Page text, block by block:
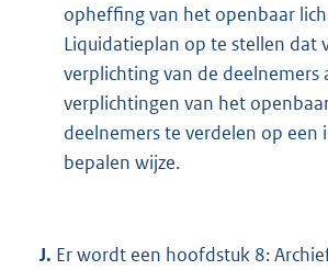
opheffing van het openbaar
Liquidatieplan op te stellen dat
verplichting van de deelnemers
verplichtingen van het
deelnemers te verdelen op een
bepalen wijze.
J. Er wordt een hoofdstuk 8: